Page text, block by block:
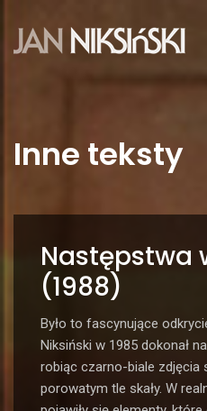
Inne teksty
Następstwa
(1988)
Było to fascynujące
Niksiński w 1985 dokonał
robiąc czarno-biale zdjęcia
porowatym tle skały. W